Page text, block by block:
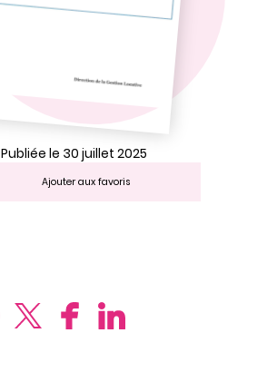
Publiée le 30 juillet 2025
Ajouter aux favoris